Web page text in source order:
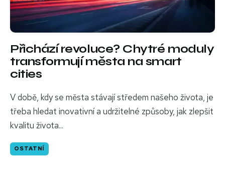
Přichází revoluce? Chytré moduly
transformují města na smart
cities
V době, kdy se města stávají středem našeho života, je
třeba hledat inovativní a udržitelné způsoby, jak zlepšit
kvalitu života...
OSTATNÍ